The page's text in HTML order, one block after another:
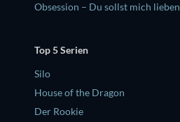
Obsession – Du sollst mich lieben
Top 5 Serien
Silo
House of the Dragon
Der Rookie